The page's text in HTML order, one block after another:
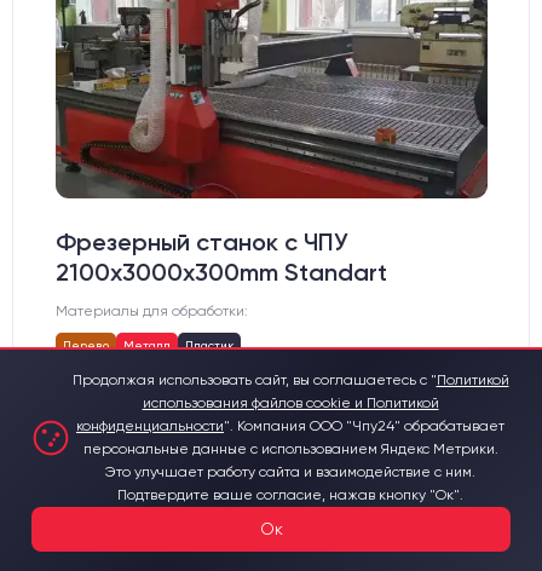
Фрезерный станок с ЧПУ
2100x3000x300mm Standart
Материалы для обработки:
Дерево Металл Пластик
Рабочее поле фрезерного станка, мм:
2100х3000
Подшипники шпинделя:
3 шт.
Вид охлаждения:
Жидкостное
Стол:
Двигатели:
Chuangwei 450B
от 785 000 ₽
Продолжая использовать сайт, вы соглашаетесь с "Политикой
использования файлов cookie и Политикой
конфиденциальности". Компания ООО "Чпу24" обрабатывает
персональные данные с использованием Яндекс Метрики.
Это улучшает работу сайта и взаимодействие с ним.
Подтвердите ваше согласие, нажав кнопку "Ок".
Ок